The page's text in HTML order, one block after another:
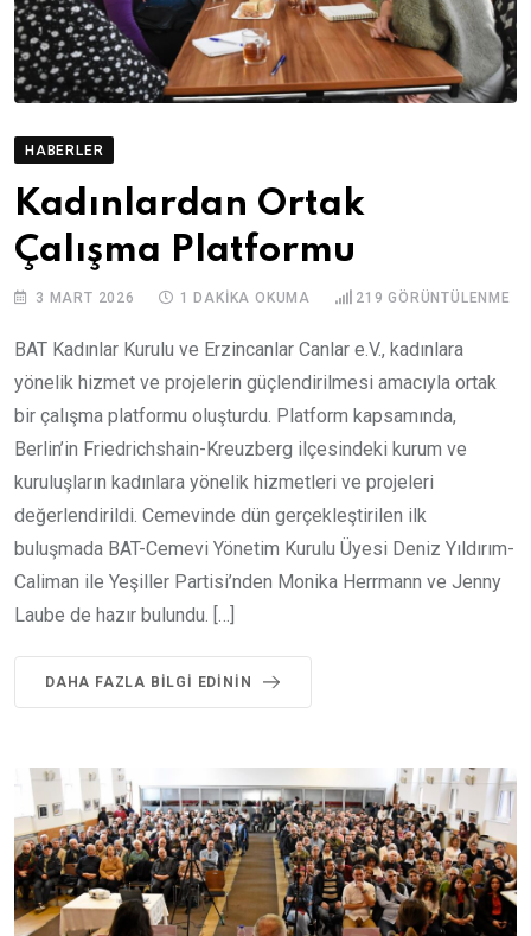
HABERLER
Kadınlardan Ortak
Çalışma Platformu
3 MART 2026 1 DAKIKA OKUMA 219 GÖRÜNTÜLENME
BAT Kadınlar Kurulu ve Erzincanlar Canlar e.V., kadınlara
yönelik hizmet ve projelerin güçlendirilmesi amacıyla ortak
bir çalışma platformu oluşturdu. Platform kapsamında,
Berlin’in Friedrichshain-Kreuzberg ilçesindeki kurum ve
kuruluşların kadınlara yönelik hizmetleri ve projeleri
değerlendirildi. Cemevinde dün gerçekleştirilen ilk
buluşmada BAT-Cemevi Yönetim Kurulu Üyesi Deniz Yıldırım-
Caliman ile Yeşiller Partisi’nden Monika Herrmann ve Jenny
Laube de hazır bulundu. […]
DAHA FAZLA BILGI EDININ